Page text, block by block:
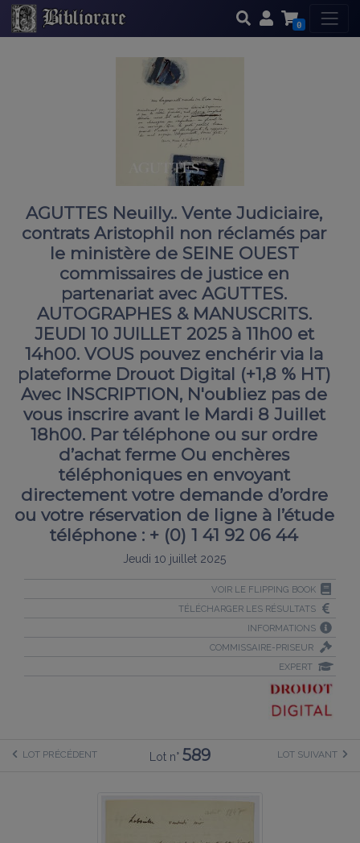
0
AGUTTES Neuilly.. Vente Judiciaire,
contrats Aristophil non réclamés par
le ministère de SEINE OUEST
commissaires de justice en
partenariat avec AGUTTES.
AUTOGRAPHES & MANUSCRITS.
JEUDI 10 JUILLET 2025 à 11h00 et
14h00. VOUS pouvez enchérir via la
plateforme Drouot Digital (+1,8 % HT)
Avec INSCRIPTION, N'oubliez pas de
vous inscrire avant le Mardi 8 Juillet
18h00. Par téléphone ou sur ordre
d’achat ferme Ou enchères
téléphoniques en envoyant
directement votre demande d’ordre
ou votre réservation de ligne à l’étude
téléphone : + (0) 1 41 92 06 44
Jeudi 10 juillet 2025
VOIR LE FLIPPING BOOK
TÉLÉCHARGER LES RÉSULTATS
INFORMATIONS
COMMISSAIRE-PRISEUR
EXPERT
LOT PRÉCÉDENT Lot n° 589 LOT SUIVANT